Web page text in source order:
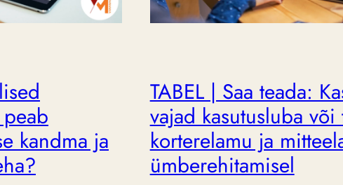
kandma ja
TABEL | Saa teada:
vajad kasutusluba või
korterelamu ja
ümberehitamisel